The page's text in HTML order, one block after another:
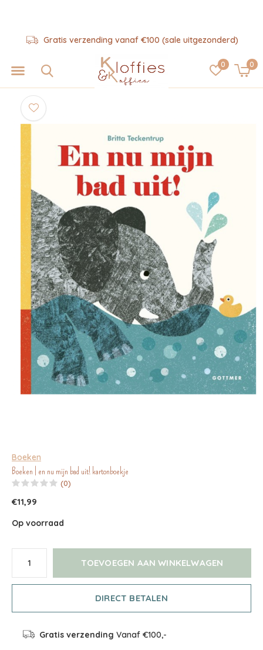
0 0
Gratis verzending vanaf €100 (sale uitgezonderd)
Boeken
Boeken | en nu mijn bad uit! kartonboekje
(0)
€11,99
Op voorraad
TOEVOEGEN AAN WINKELWAGEN
DIRECT BETALEN
Gratis verzending Vanaf €100,-